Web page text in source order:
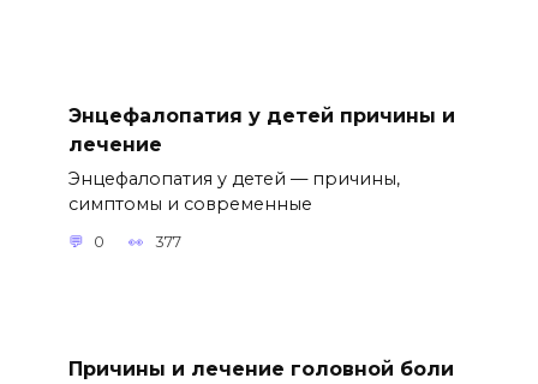
Энцефалопатия у детей причины и
лечение
Энцефалопатия у детей — причины,
симптомы и современные
0 377
Причины и лечение головной боли